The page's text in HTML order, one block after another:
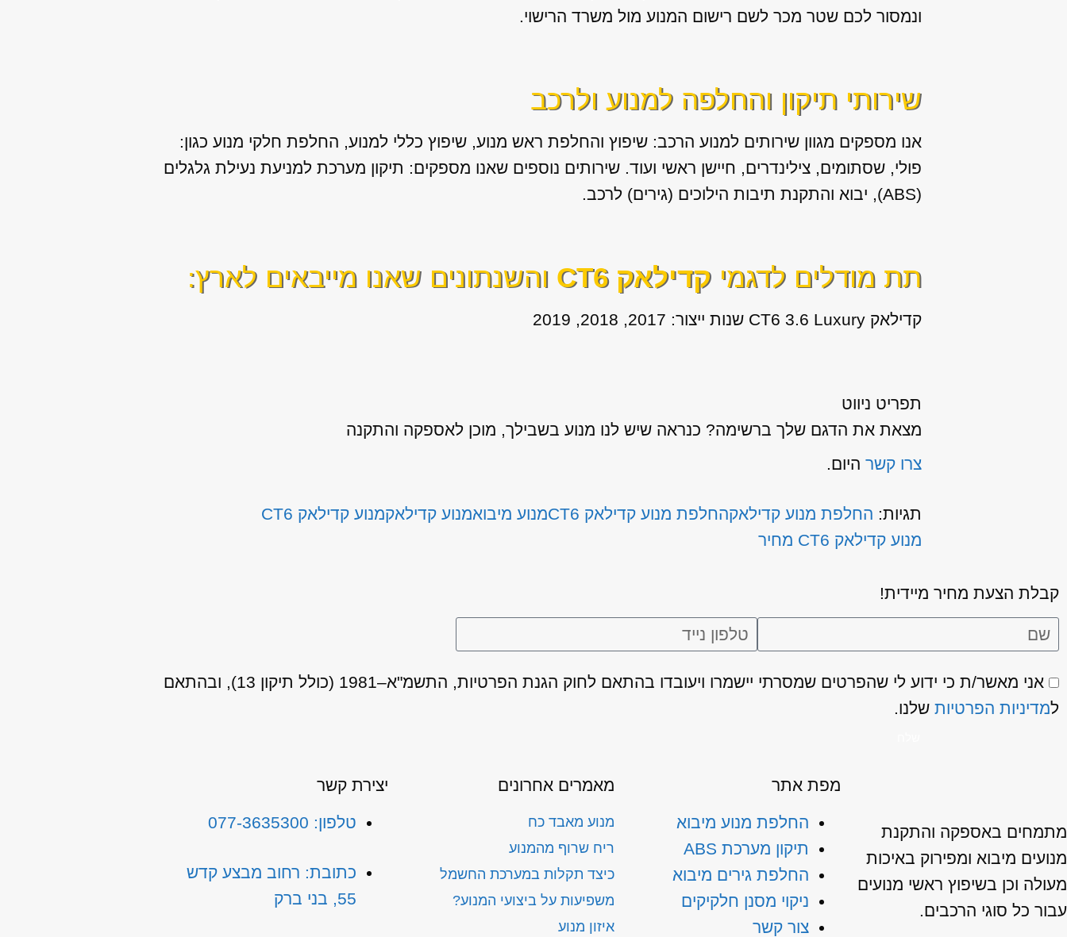
ונמסור לכם שטר מכר לשם רישום המנוע מול משרד הרישוי.
שירותי תיקון והחלפה למנוע ולרכב
אנו מספקים מגוון שירותים למנוע הרכב: שיפוץ והחלפת ראש מנוע, שיפוץ כללי למנוע, החלפת חלקי מנוע כגון:
פולי, שסתומים, צילינדרים, חיישן ראשי ועוד. שירותים נוספים שאנו מספקים: תיקון מערכת למניעת נעילת גלגלים
(ABS), יבוא והתקנת תיבות הילוכים (גירים) לרכב.
תת מודלים לדגמי קדילאק CT6 והשנתונים שאנו מייבאים לארץ:
קדילאק CT6 3.6 Luxury שנות ייצור: 2017, 2018, 2019
תפריט ניווט
מצאת את הדגם שלך ברשימה? כנראה שיש לנו מנוע בשבילך, מוכן לאספקה והתקנה
צרו קשרהיום.
תגיות: החלפת מנוע קדילאקהחלפת מנוע קדילאק CT6 מנוע מיבואמנוע קדילאקמנוע קדילאק CT6
מנוע קדילאק CT6 מחיר
קבלת הצעת מחיר מיידית!
אני מאשר/ת כי ידוע לי שהפרטים שמסרתי יישמרו ויעובדו בהתאם לחוק הגנת הפרטיות, התשמ"א–1981 (כולל תיקון 13), ובהתאם
למדיניות הפרטיות שלנו.
מתמחים באספקה והתקנת
מנועים מיבוא ומפירוק באיכות
מעולה וכן בשיפוץ ראשי מנועים
עבור כל סוגי הרכבים.
מפת אתר
החלפת מנוע מיבוא
תיקון מערכת ABS
החלפת גירים מיבוא
ניקוי מסנן חלקיקים
צור קשר
מאמרים אחרונים
מנוע מאבד כח
ריח שרוף מהמנוע
כיצד תקלות במערכת החשמל
משפיעות על ביצועי המנוע?
איזון מנוע
יצירת קשר
טלפון: 077-3635300
כתובת: רחוב מבצע קדש
55, בני ברק